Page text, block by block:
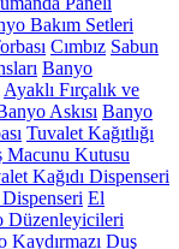
Bakım Setleri
Cımbız Sabun
Banyo
Ayaklı Fırçalık ve
Askısı Banyo
Tuvalet Kağıtlığı
Macunu Kutusu
Kağıdı Dispenseri
El
Düzenleyicileri
Kaydırmazı Duş